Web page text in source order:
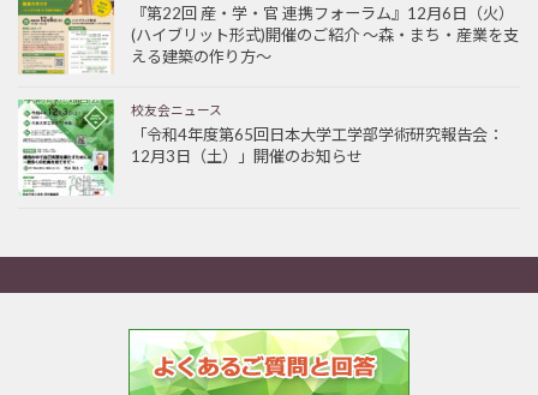
『第22回 産・学・官 連携フォーラム』12月6日（火）
(ハイブリット形式)開催のご紹介 ～森・まち・産業を支
える建築の作り方～
校友会ニュース
「令和4年度第65回日本大学工学部学術研究報告会：
12月3日（土）」開催のお知らせ